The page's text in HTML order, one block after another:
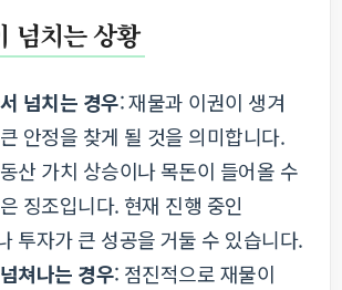
넘치는 상황
넘치는 경우: 재물과 이권이 생겨
안정을 찾게 될 것을 의미합니다.
산 가치 상승이나 목돈이 들어올 수
징조입니다. 현재 진행 중인
투자가 큰 성공을 거둘 수 있습니다.
쳐나는 경우: 점진적으로 재물이